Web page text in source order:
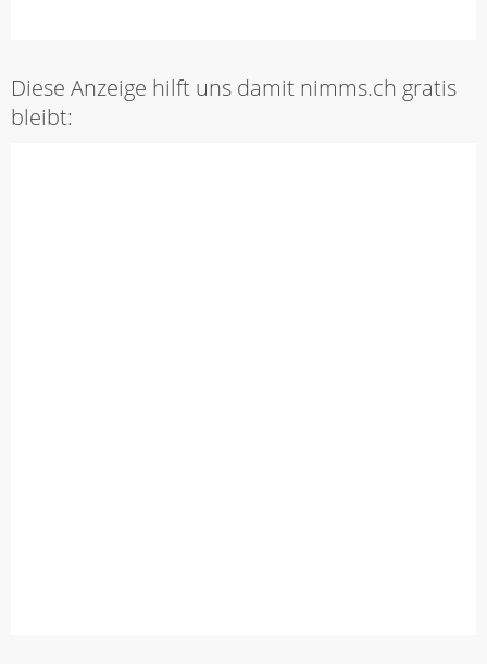
Diese Anzeige hilft uns damit nimms.ch gratis
bleibt: